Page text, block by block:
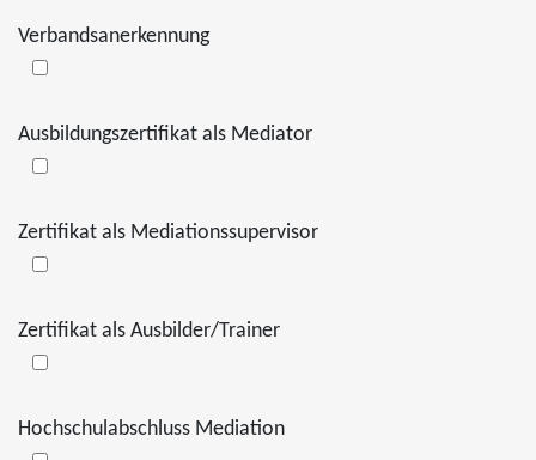
Verbandsanerkennung
Ausbildungszertifikat als Mediator
Zertifikat als Mediationssupervisor
Zertifikat als Ausbilder/Trainer
Hochschulabschluss Mediation